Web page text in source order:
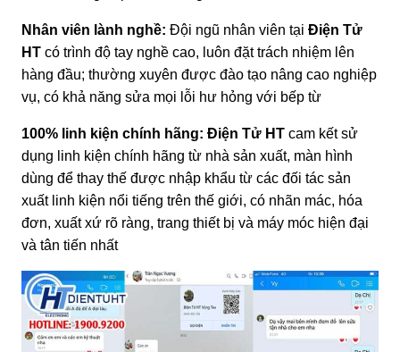
Nhân viên lành nghề: Đội ngũ nhân viên tại Điện Tử
HT có trình độ tay nghề cao, luôn đặt trách nhiệm lên
hàng đầu; thường xuyên được đào tạo nâng cao nghiệp
vụ, có khả năng sửa mọi lỗi hư hỏng với bếp từ
100% linh kiện chính hãng: Điện Tử HT cam kết sử
dụng linh kiện chính hãng từ nhà sản xuất, màn hình
dùng để thay thế được nhập khẩu từ các đối tác sản
xuất linh kiện nổi tiếng trên thế giới, có nhãn mác, hóa
đơn, xuất xứ rõ ràng, trang thiết bị và máy móc hiện đại
và tân tiến nhất